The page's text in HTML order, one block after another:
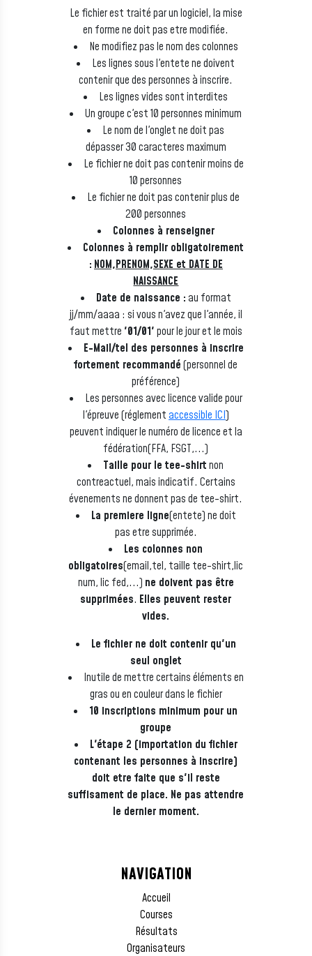
Le fichier est traité par un logiciel, la mise
en forme ne doit pas etre modifiée.
Ne modifiez pas le nom des colonnes
Les lignes sous l'entete ne doivent
contenir que des personnes à inscrire.
Les lignes vides sont interdites
Un groupe c'est 10 personnes minimum
Le nom de l'onglet ne doit pas
dépasser 30 caracteres maximum
Le fichier ne doit pas contenir moins de
10 personnes
Le fichier ne doit pas contenir plus de
200 personnes
Colonnes à renseigner
Colonnes à remplir obligatoirement
: NOM,PRENOM,SEXE et DATE DE
NAISSANCE
Date de naissance :au format
jj/mm/aaaa : si vous n'avez que l'année, il
faut mettre '01/01'pour le jour et le mois
E-Mail/tel des personnes à inscrire
fortement recommandé(personnel de
préférence)
Les personnes avec licence valide pour
l'épreuve (réglementaccessible ICI)
peuvent indiquer le numéro de licence et la
fédération(FFA, FSGT,...)
Taille pour le tee-shirtnon
contreactuel, mais indicatif. Certains
évenements ne donnent pas de tee-shirt.
La premiere ligne(entete) ne doit
pas etre supprimée.
Les colonnes non
obligatoires(email,tel, taille tee-shirt,lic
num, lic fed,...) ne doivent pas être
supprimées. Elles peuvent rester
vides.
Le fichier ne doit contenir qu'un
seul onglet
Inutile de mettre certains éléments en
gras ou en couleur dans le fichier
10 inscriptions minimum pour un
groupe
L'étape 2 (importation du fichier
contenant les personnes à inscrire)
doit etre faite que s'il reste
suffisament de place. Ne pas attendre
le dernier moment.
NAVIGATION
Accueil
Courses
Résultats
Organisateurs